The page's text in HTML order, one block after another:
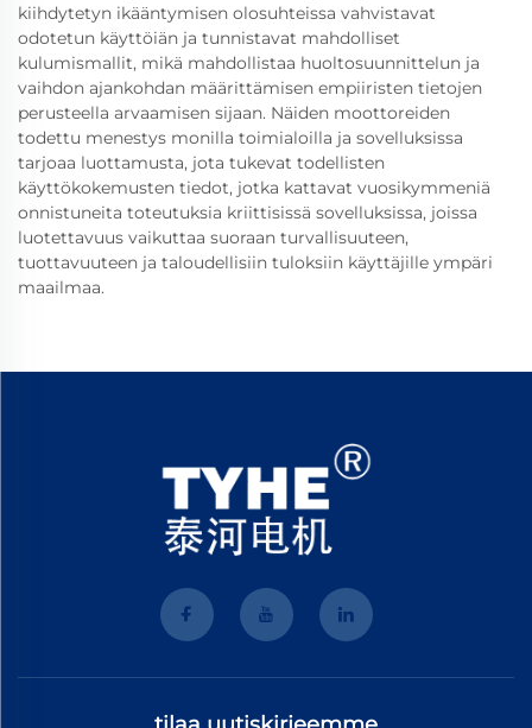
kiihdytetyn ikääntymisen olosuhteissa vahvistavat
odotetun käyttöiän ja tunnistavat mahdolliset
kulumismallit, mikä mahdollistaa huoltosuunnittelun ja
vaihdon ajankohdan määrittämisen empiiristen tietojen
perusteella arvaamisen sijaan. Näiden moottoreiden
todettu menestys monilla toimialoilla ja sovelluksissa
tarjoaa luottamusta, jota tukevat todellisten
käyttökokemusten tiedot, jotka kattavat vuosikymmeniä
onnistuneita toteutuksia kriittisissä sovelluksissa, joissa
luotettavuus vaikuttaa suoraan turvallisuuteen,
tuottavuuteen ja taloudellisiin tuloksiin käyttäjille ympäri
maailmaa.